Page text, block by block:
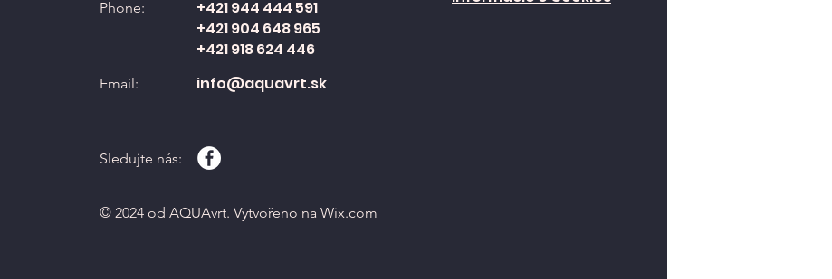
Phone:
+421 944 444 591
+421 904 648 965
+421 918 624 446
Email: info@aquavrt.sk
Sledujte nás:
© 2024 od AQUAvrt. Vytvořeno na Wix.com